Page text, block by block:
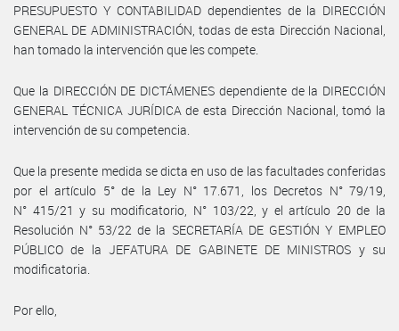
PRESUPUESTO Y CONTABILIDAD dependientes de la DIRECCIÓN
GENERAL DE ADMINISTRACIÓN, todas de esta Dirección Nacional,
han tomado la intervención que les compete.
Que la DIRECCIÓN DE DICTÁMENES dependiente de la DIRECCIÓN
GENERAL TÉCNICA JURÍDICA de esta Dirección Nacional, tomó la
intervención de su competencia.
Que la presente medida se dicta en uso de las facultades conferidas
por el artículo 5° de la Ley N° 17.671, los Decretos N° 79/19,
N° 415/21 y su modificatorio, N° 103/22, y el artículo 20 de la
Resolución N° 53/22 de la SECRETARÍA DE GESTIÓN Y EMPLEO
PÚBLICO de la JEFATURA DE GABINETE DE MINISTROS y su
modificatoria.
Por ello,